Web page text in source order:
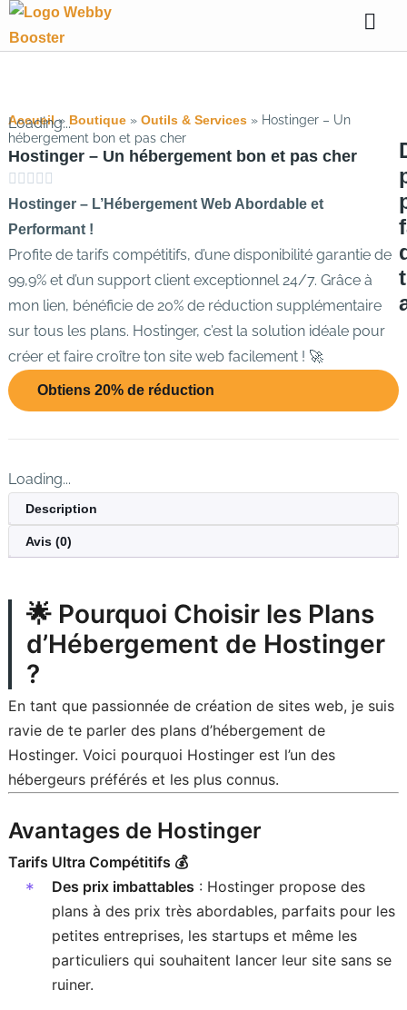
Accueil» Boutique » Outils & Services » Hostinger – Un
hébergement bon et pas cher
Hostinger – Un hébergement bon et pas cher
Hostinger – L’Hébergement Web Abordable et
Performant !
Profite de tarifs compétitifs, d’une disponibilité garantie de
99,9% et d’un support client exceptionnel 24/7. Grâce à
mon lien, bénéficie de 20% de réduction supplémentaire
sur tous les plans. Hostinger, c’est la solution idéale pour
créer et faire croître ton site web facilement ! 🚀
Obtiens 20% de réduction
Loading...
Description
Avis (0)
🌟 Pourquoi Choisir les Plans
d’Hébergement de Hostinger
?
En tant que passionnée de création de sites web, je suis
ravie de te parler des plans d’hébergement de
Hostinger. Voici pourquoi Hostinger est l’un des
hébergeurs préférés et les plus connus.
Avantages de Hostinger
Tarifs Ultra Compétitifs 💰
Des prix imbattables : Hostinger propose des
plans à des prix très abordables, parfaits pour les
petites entreprises, les startups et même les
particuliers qui souhaitent lancer leur site sans se
ruiner.
Loading...